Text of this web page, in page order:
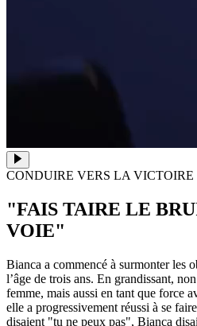
CONDUIRE VERS LA VICTOIRE
"FAIS TAIRE LE
VOIE"
Bianca a commencé à surmonter les
l’âge de trois ans. En grandissant,
femme, mais aussi en tant que force
elle a progressivement réussi à se
disaient "tu ne peux pas", Bianca